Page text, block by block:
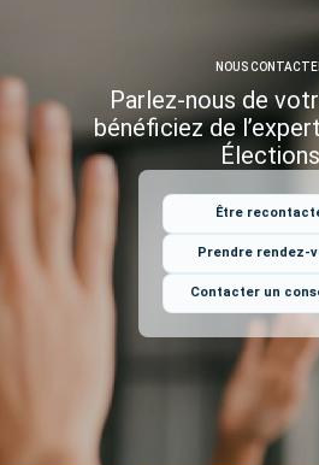
NOUS
Parlez-nous de
bénéficiezde
Élections
Être
Prendre rendez-
Contacter un